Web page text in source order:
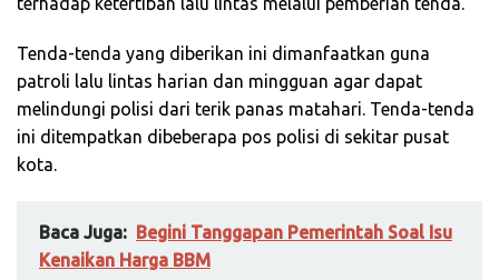
Tenda-tenda yang diberikan ini dimanfaatkan guna
patroli lalu lintas harian dan mingguan agar dapat
melindungi polisi dari terik panas matahari. Tenda-tenda
ini ditempatkan dibeberapa pos polisi di sekitar pusat
kota.
Baca Juga: Begini Tanggapan Pemerintah Soal Isu
Kenaikan Harga BBM